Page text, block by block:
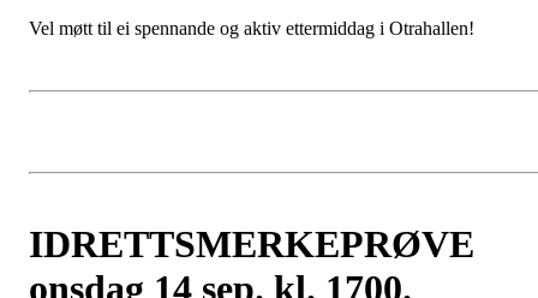
Vel møtt til ei spennande og aktiv ettermiddag i Otrahallen!
IDRETTSMERKEPRØVE
onsdag 14 sep. kl. 1700.